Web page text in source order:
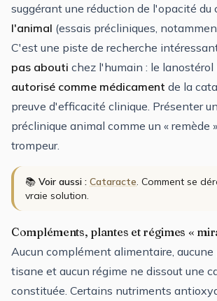
suggérant une réduction de l'opacité du
l'animal (essais précliniques,
C'est une piste de recherche
pas abouti chez l'humain : le
autorisé comme médicament de la
preuve d'efficacité clinique. Présenter
préclinique animal comme un « remède
trompeur.
📚 Voir aussi : Cataracte . Comment se
vraie solution.
Compléments, plantes et régimes «
Aucun complément alimentaire, aucune
tisane et aucun régime ne dissout une
constituée. Certains nutriments